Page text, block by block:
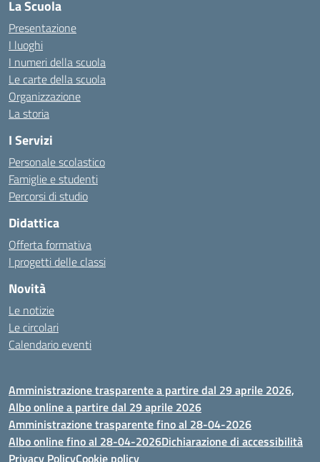
La Scuola
Presentazione
I luoghi
I numeri della scuola
Le carte della scuola
Organizzazione
La storia
I Servizi
Personale scolastico
Famiglie e studenti
Percorsi di studio
Didattica
Offerta formativa
I progetti delle classi
Novità
Le notizie
Le circolari
Calendario eventi
Amministrazione trasparente a partire dal 29 aprile 2026,
Albo online a partire dal 29 aprile 2026
Amministrazione trasparente fino al 28-04-2026
Albo online fino al 28-04-2026Dichiarazione di accessibilità
Privacy PolicyCookie policy